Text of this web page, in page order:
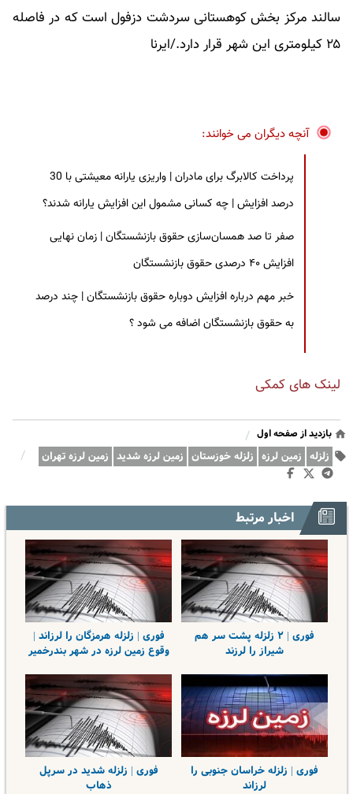
سالند مرکز بخش کوهستانی سردشت دزفول است که در فاصله
۲۵ کیلومتری این شهر قرار دارد./ایرنا
آنچه دیگران می خوانند:
پرداخت کالابرگ برای مادران | واریزی یارانه معیشتی با 30
درصد افزایش | چه کسانی مشمول این افزایش یارانه شدند؟
صفر تا صد همسان‌سازی حقوق بازنشستگان | زمان نهایی
افزایش ۴۰ درصدی حقوق بازنشستگان
خبر مهم درباره افزایش دوباره حقوق بازنشستگان | چند درصد
به حقوق بازنشستگان اضافه می شود ؟
لینک های کمکی
بازدید از صفحه اول /
زلزله زمین لرزه زلزله خوزستان زمین لرزه‌ شدید زمین لرزه تهران /
اخبار مرتبط
فوری | ۲ زلزله پشت سر هم
شیراز را لرزند
فوری | زلزله هرمزگان را لرزاند |
وقوع زمین لرزه در شهر بندرخمیر
فوری | زلزله خراسان جنوبی را
لرزاند
فوری | زلزله شدید در سرپل
ذهاب